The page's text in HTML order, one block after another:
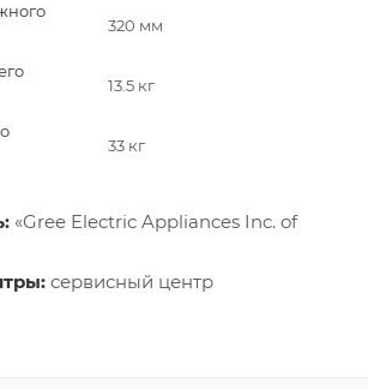
320 мм
13.5 кг
33 кг
«Gree Electric Appliances Inc. of
сервисный центр